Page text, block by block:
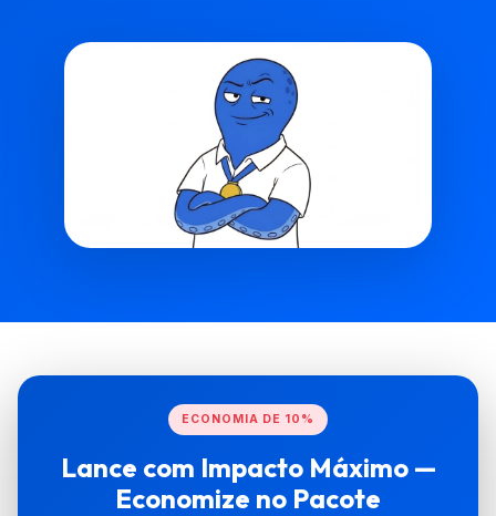
ECONOMIA DE 10%
Lance com Impacto Máximo —
Economize no Pacote